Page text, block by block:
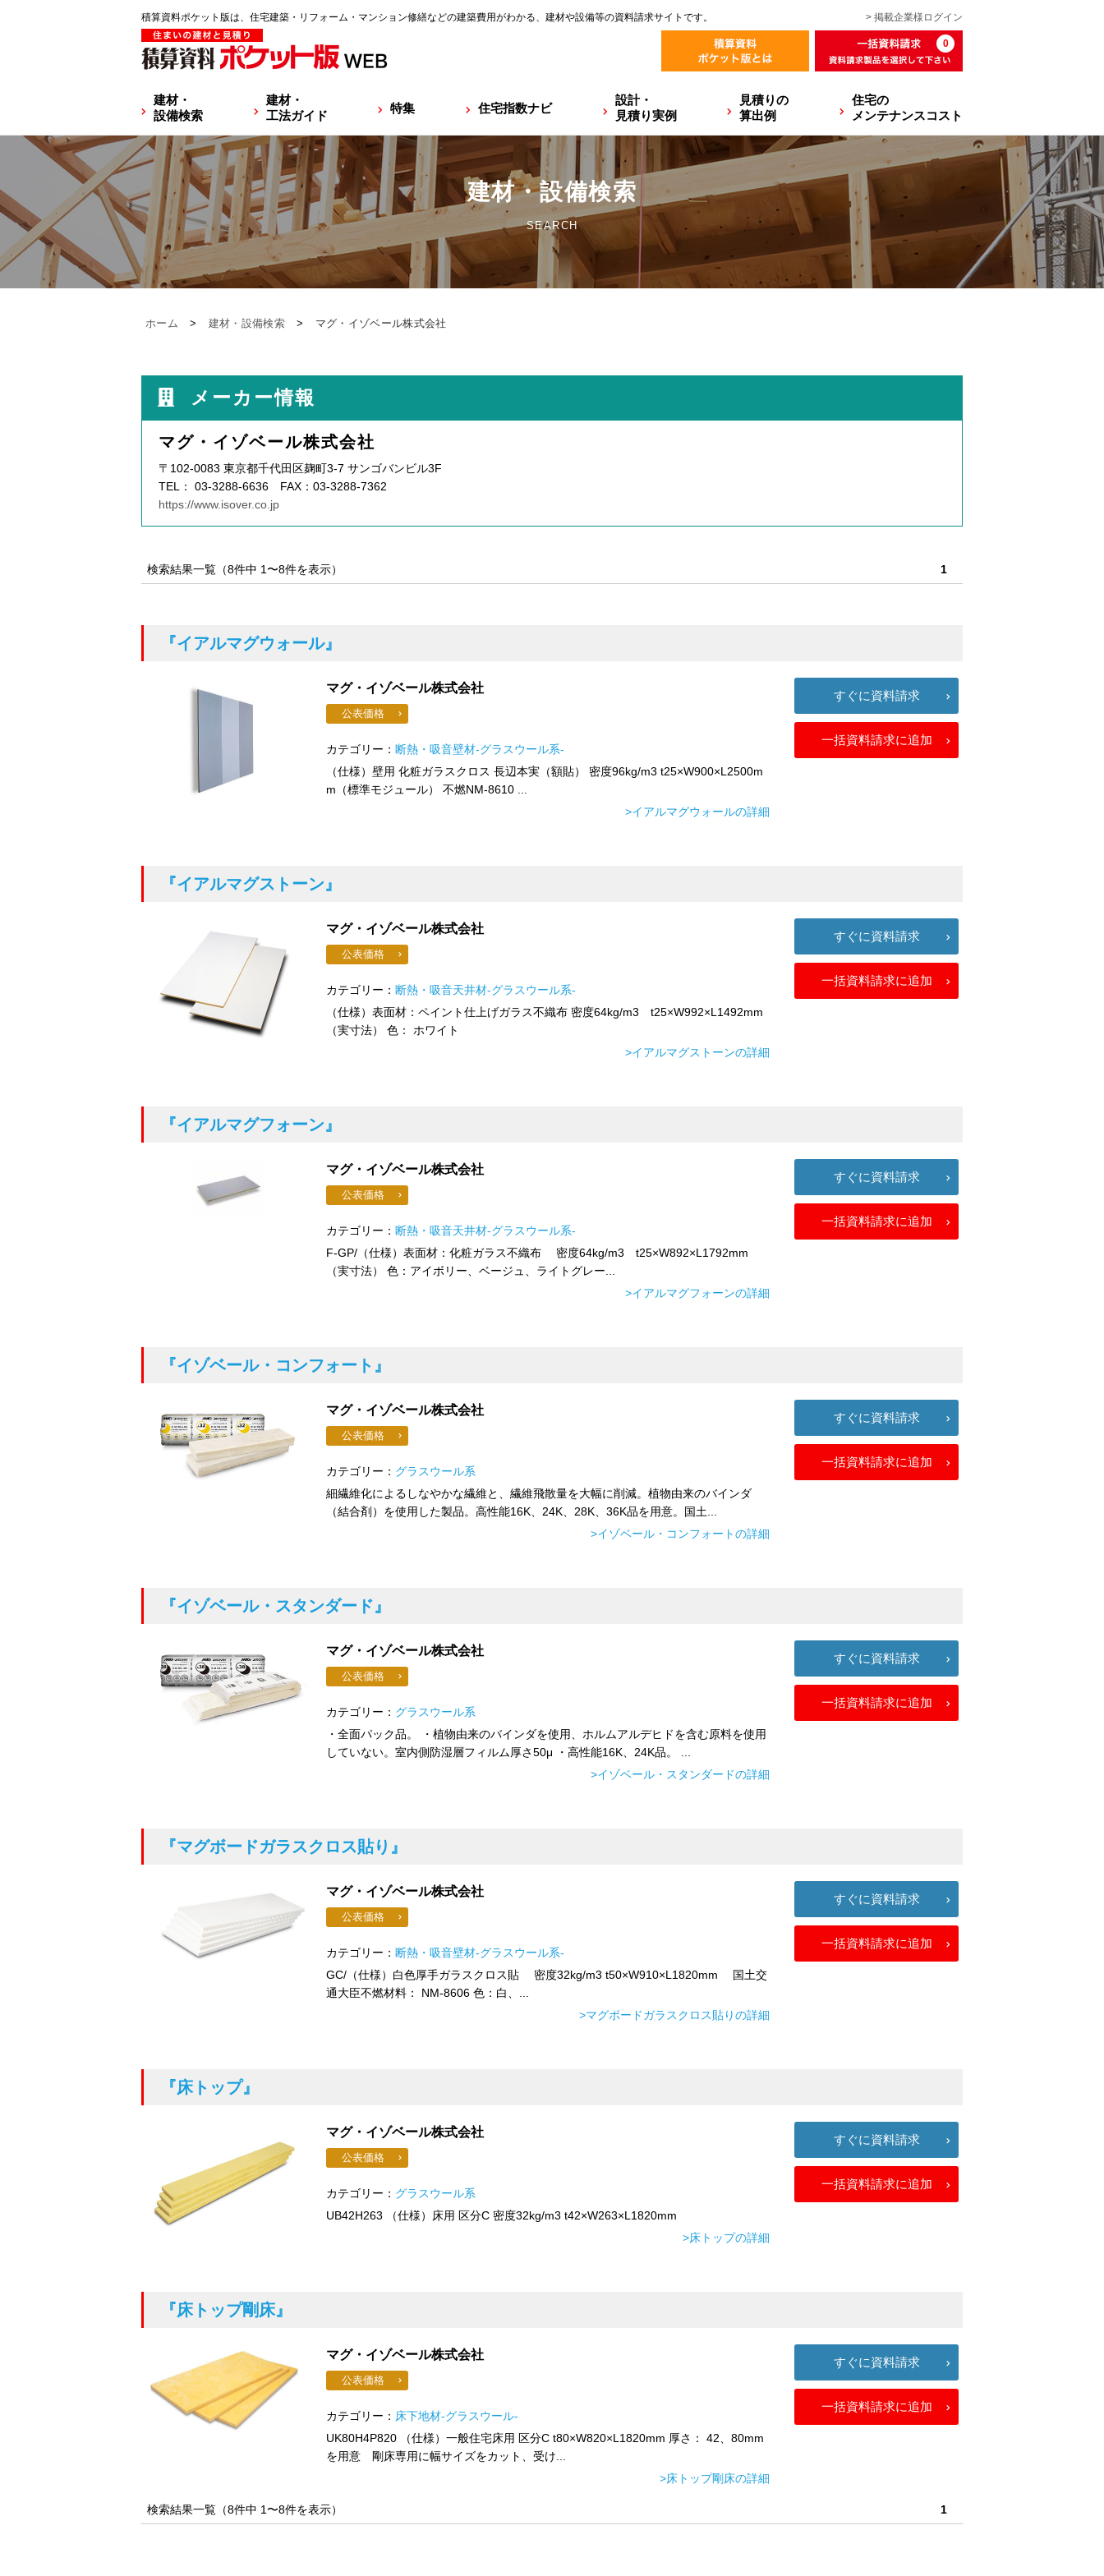
積算資料ポケット版は、住宅建築・リフォーム・マンション修繕などの建築費用がわかる、建材や設備等の資料請求サイトです。 > 掲載企業様 ログイン
0
建材・
設備検索
建材・
工法ガイド
特集 住宅指数ナビ
設計・
見積り実例
見積りの
算出例
住宅の
メンテナンスコスト
建材・設備検索
SEARCH
ホーム > 建材・設備検索 > マグ・イゾベール株式会社
メーカー情報
マグ・イゾベール株式会社
〒102-0083 東京都千代田区麹町3-7 サンゴバンビル3F
TEL： 03-3288-6636 FAX：03-3288-7362
https://www.isover.co.jp
検索結果一覧（8件中 1〜8件を表示） 1
『イアルマグウォール』
マグ・イゾベール株式会社
公表価格
カテゴリー： 断熱・吸音壁材-グラスウール系-
（仕様）壁用 化粧ガラスクロス 長辺本実（額貼） 密度96kg/m3 t25×W900×L2500m
m（標準モジュール） 不燃NM-8610 ...
>イアルマグウォールの詳細
すぐに資料請求
一括資料請求に追加
『イアルマグストーン』
マグ・イゾベール株式会社
公表価格
カテゴリー： 断熱・吸音天井材-グラスウール系-
（仕様）表面材：ペイント仕上げガラス不織布 密度64kg/m3 t25×W992×L1492mm
（実寸法） 色： ホワイト
>イアルマグストーンの詳細
すぐに資料請求
一括資料請求に追加
『イアルマグフォーン』
マグ・イゾベール株式会社
公表価格
カテゴリー： 断熱・吸音天井材-グラスウール系-
F-GP/（仕様）表面材：化粧ガラス不織布 密度64kg/m3 t25×W892×L1792mm
（実寸法） 色：アイボリー、ベージュ、ライトグレー...
>イアルマグフォーンの詳細
すぐに資料請求
一括資料請求に追加
『イゾベール・コンフォート』
マグ・イゾベール株式会社
公表価格
カテゴリー： グラスウール系
細繊維化によるしなやかな繊維と、繊維飛散量を大幅に削減。植物由来のバインダ
（結合剤）を使用した製品。高性能16K、24K、28K、36K品を用意。国土...
>イゾベール・コンフォートの詳細
すぐに資料請求
一括資料請求に追加
『イゾベール・スタンダード』
マグ・イゾベール株式会社
公表価格
カテゴリー： グラスウール系
・全面パック品。 ・植物由来のバインダを使用、ホルムアルデヒドを含む原料を使用
していない。室内側防湿層フィルム厚さ50μ ・高性能16K、24K品。 ...
>イゾベール・スタンダードの詳細
すぐに資料請求
一括資料請求に追加
『マグボードガラスクロス貼り』
マグ・イゾベール株式会社
公表価格
カテゴリー： 断熱・吸音壁材-グラスウール系-
GC/（仕様）白色厚手ガラスクロス貼 密度32kg/m3 t50×W910×L1820mm 国土交
通大臣不燃材料： NM-8606 色：白、...
>マグボードガラスクロス貼りの詳細
すぐに資料請求
一括資料請求に追加
『床トップ』
マグ・イゾベール株式会社
公表価格
カテゴリー： グラスウール系
UB42H263 （仕様）床用 区分C 密度32kg/m3 t42×W263×L1820mm
>床トップの詳細
すぐに資料請求
一括資料請求に追加
『床トップ剛床』
マグ・イゾベール株式会社
公表価格
カテゴリー： 床下地材-グラスウール-
UK80H4P820 （仕様）一般住宅床用 区分C t80×W820×L1820mm 厚さ： 42、80mm
を用意 剛床専用に幅サイズをカット、受け...
>床トップ剛床の詳細
すぐに資料請求
一括資料請求に追加
検索結果一覧（8件中 1〜8件を表示） 1